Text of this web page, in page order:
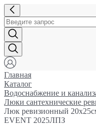
Главная
Каталог
Водоснабжение и
Люки сантехнические
Люк ревизионный
EVENT 2025ЛПЗ